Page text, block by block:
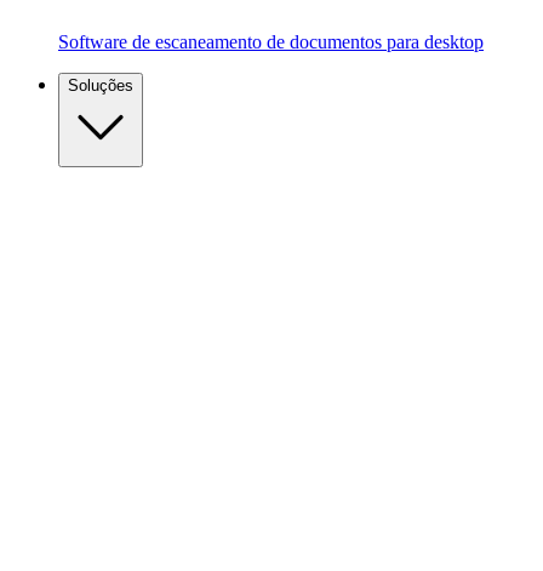
Software de escaneamento de documentos para desktop
Soluções